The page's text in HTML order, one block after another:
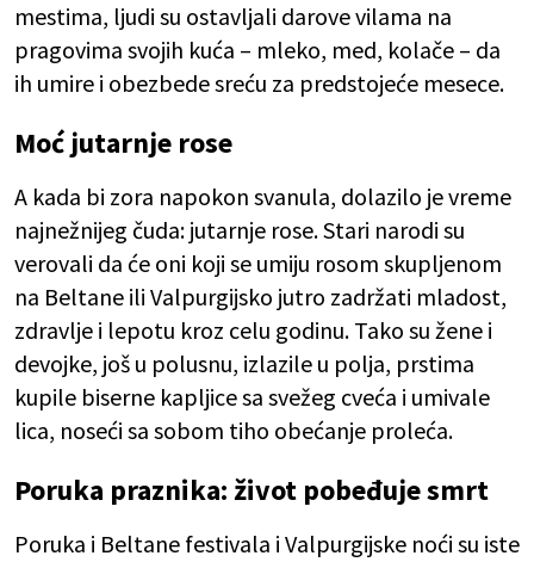
mestima, ljudi su ostavljali darove vilama na
pragovima svojih kuća – mleko, med, kolače – da
ih umire i obezbede sreću za predstojeće mesece.
Moć jutarnje rose
A kada bi zora napokon svanula, dolazilo je vreme
najnežnijeg čuda: jutarnje rose. Stari narodi su
verovali da će oni koji se umiju rosom skupljenom
na Beltane ili Valpurgijsko jutro zadržati mladost,
zdravlje i lepotu kroz celu godinu. Tako su žene i
devojke, još u polusnu, izlazile u polja, prstima
kupile biserne kapljice sa svežeg cveća i umivale
lica, noseći sa sobom tiho obećanje proleća.
Poruka praznika: život pobeđuje smrt
Poruka i Beltane festivala i Valpurgijske noći su iste